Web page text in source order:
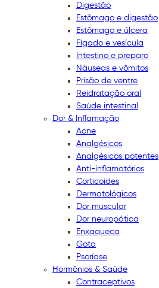
Digestão
Estômago e digestão
Estômago e úlcera
Fígado e vesícula
Intestino e preparo
Náuseas e vômitos
Prisão de ventre
Reidratação oral
Saúde intestinal
Dor & Inflamação
Acne
Analgésicos
Analgésicos potentes
Anti-inflamatórios
Corticoides
Dermatológicos
Dor muscular
Dor neuropática
Enxaqueca
Gota
Psoríase
Hormônios & Saúde
Contraceptivos